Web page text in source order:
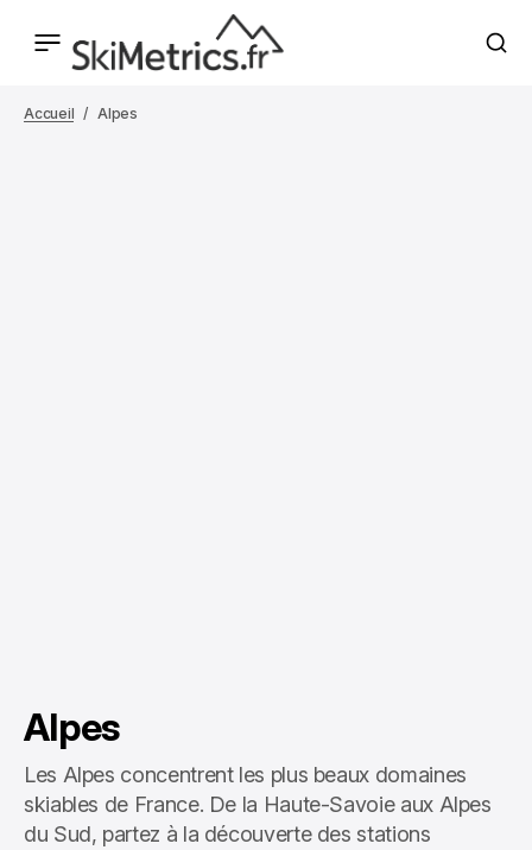
Accueil Alpes
Alpes
Les Alpes concentrent les plus beaux domaines
skiables de France. De la Haute-Savoie aux Alpes
du Sud, partez à la découverte des stations